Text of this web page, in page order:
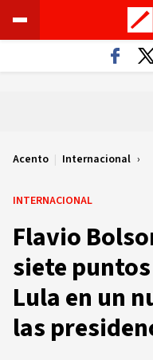
Acento | Internacional
INTERNACIONAL
Flavio
siete
Lula en un
las